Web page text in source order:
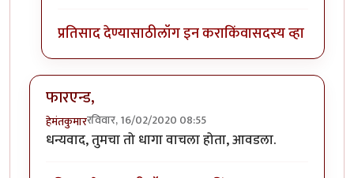
प्रतिसाद देण्यासाठीलॉग इन कराकिंवासदस्य व्हा
फारएन्ड,
हेमंतकुमाररविवार, 16/02/2020 08:55
धन्यवाद, तुमचा तो धागा वाचला होता, आवडला.